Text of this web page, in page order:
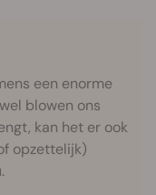
een enorme
blowen ons
kan het er ook
opzettelijk)